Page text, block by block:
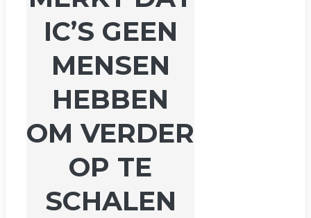
IC’S GEEN
MENSEN
HEBBEN
OM VERDER
OP TE
SCHALEN